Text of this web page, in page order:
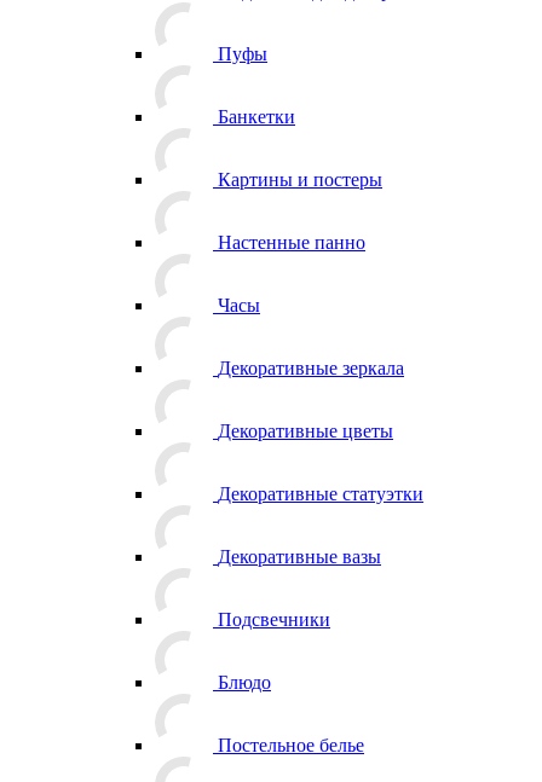
Пуфы
Банкетки
Картины и постеры
Настенные панно
Часы
Декоративные зеркала
Декоративные цветы
Декоративные статуэтки
Декоративные вазы
Подсвечники
Блюдо
Постельное белье